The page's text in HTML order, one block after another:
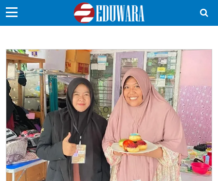
Sekolah Kita
Vokasi
Kampus
Idea
Sains
EduDana